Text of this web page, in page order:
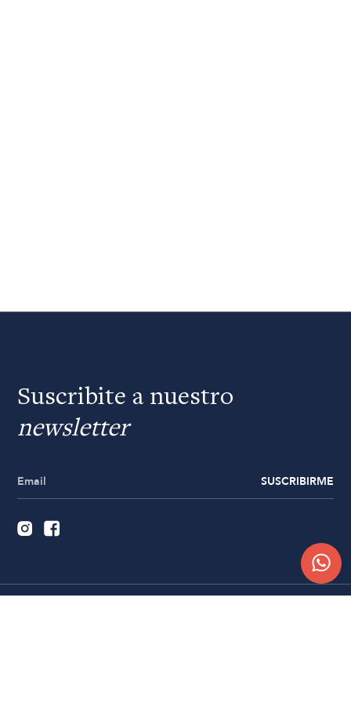
Suscribite a nuestro
newsletter
SUSCRIBIRME